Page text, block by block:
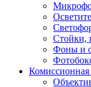
Стойки,
Фоны и
Комиссионная